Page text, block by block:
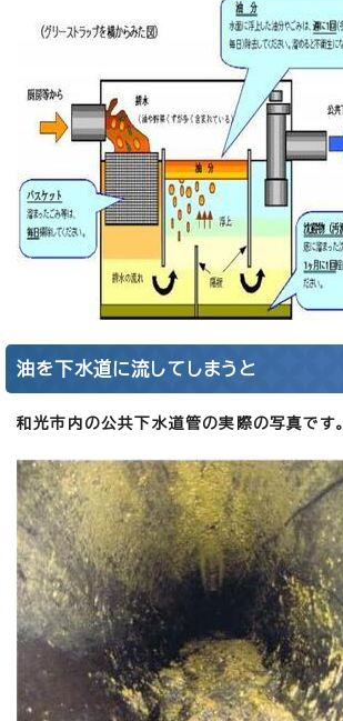
油を下水道に流してしまうと
和光市内の公共下水道管の実際の写真です。